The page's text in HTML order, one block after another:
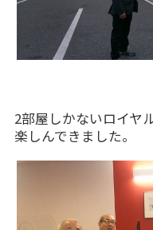
2部屋しかないロイヤ
楽しんできました。